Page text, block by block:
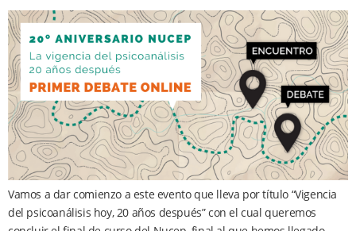
Vamos a dar comienzo a este evento que lleva por título “Vigencia
del psicoanálisis hoy, 20 años después” con el cual queremos